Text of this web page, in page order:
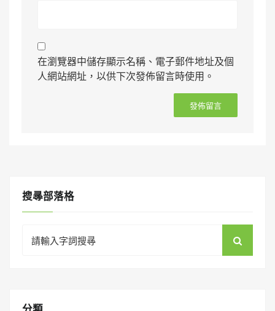
在瀏覽器中儲存顯示名稱、電子郵件地址及個
人網站網址，以供下次發佈留言時使用。
搜㝷部落格
for: